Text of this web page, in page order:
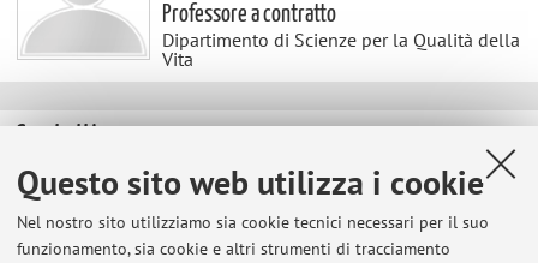
Questo sito web utilizza i cookie
Nel nostro sito utilizziamo sia cookie tecnici necessari per il suo
funzionamento, sia cookie e altri strumenti di tracciamento
Professore a contratto
Dipartimento di Scienze per la Qualità della
Vita
Contatti
E-mail: elia.foschi@unibo.it